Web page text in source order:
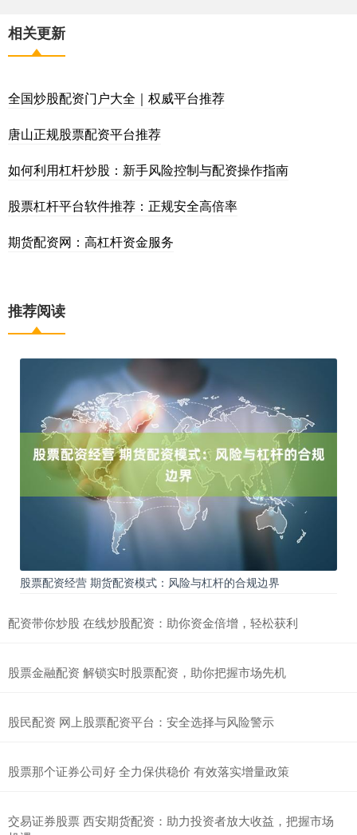
相关更新
全国炒股配资门户大全｜权威平台推荐
唐山正规股票配资平台推荐
如何利用杠杆炒股：新手风险控制与配资操作指南
股票杠杆平台软件推荐：正规安全高倍率
期货配资网：高杠杆资金服务
推荐阅读
股票配资经营 期货配资模式：风险与杠杆的合规边界
配资带你炒股 在线炒股配资：助你资金倍增，轻松获利
股票金融配资 解锁实时股票配资，助你把握市场先机
股民配资 网上股票配资平台：安全选择与风险警示
股票那个证券公司好 全力保供稳价 有效落实增量政策
交易证券股票 西安期货配资：助力投资者放大收益，把握市场